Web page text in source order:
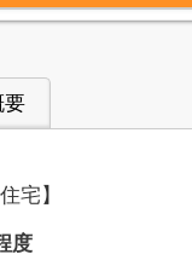
要
宅】
度